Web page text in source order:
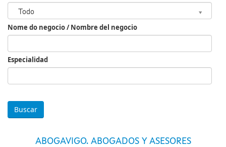
Todo
Sector
Nome do negocio / Nombre del negocio
Especialidad
ABOGAVIGO. ABOGADOS Y ASESORES